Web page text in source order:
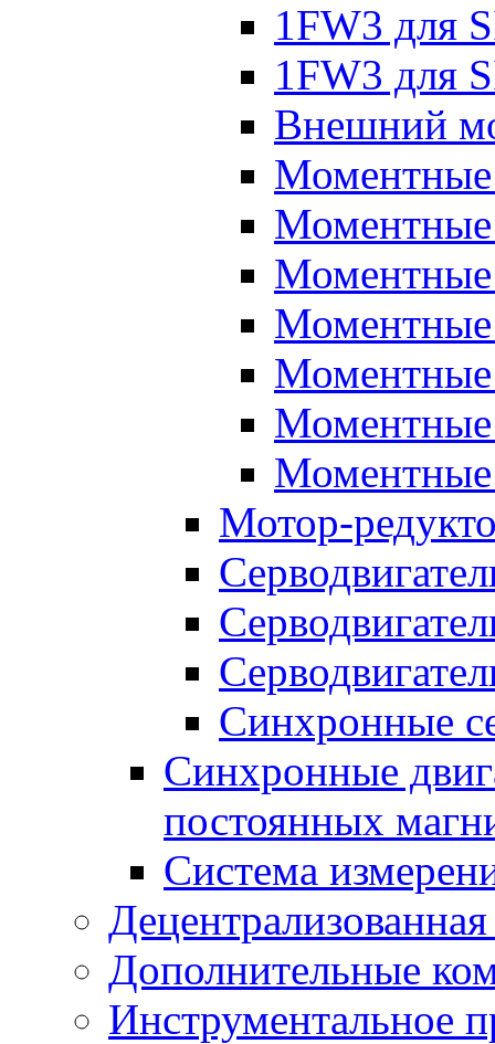
1FW3 для
1FW3 для
Внешний
Моментные
Моментные
Моментные
Моментные
Моментные
Моментные
Моментные
Мотор-
Синхронные
Синхронные
постоянных
Система
Дополнительные
Инструментальное